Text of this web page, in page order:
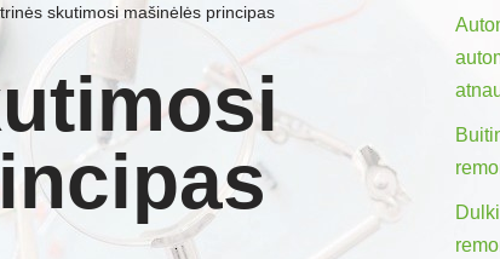
skutimosi mašinėlės principas